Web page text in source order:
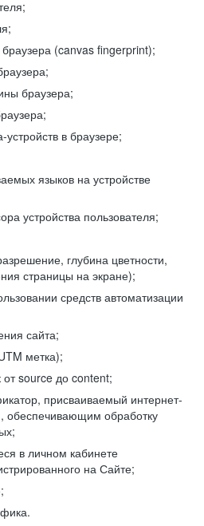
(canvas fingerprint);
браузера;
в браузере;
языков на устройстве
устройства пользователя;
глубина цветности,
страницы на экране);
средств автоматизации
сайта;
метка);
source до content;
присваиваемый интернет-
обеспечивающим обработку
в личном кабинете
на Сайте;